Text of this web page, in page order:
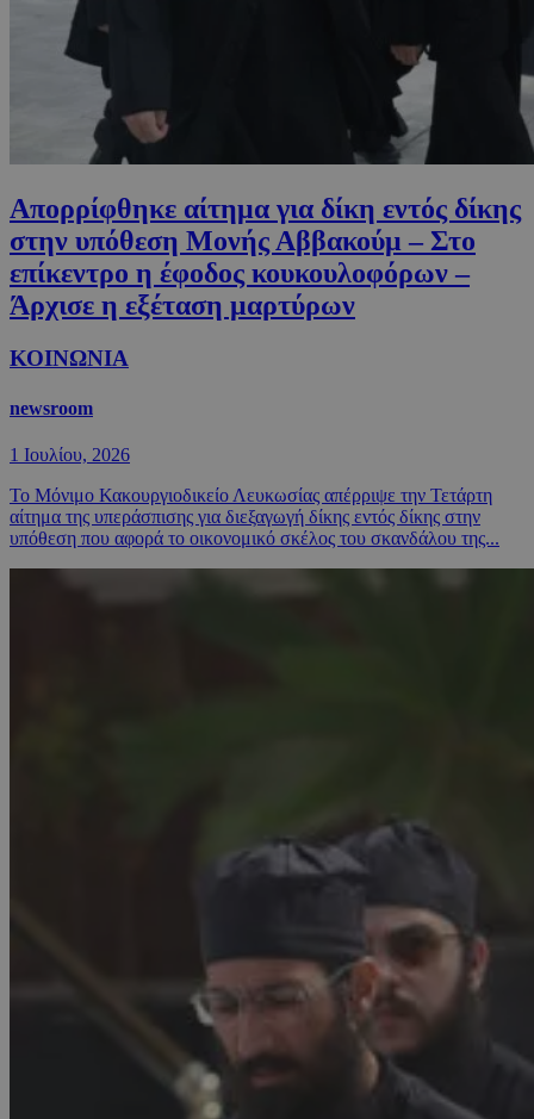
Απορρίφθηκε αίτημα για δίκη εντός δίκης
στην υπόθεση Μονής Αββακούμ – Στο
επίκεντρο η έφοδος κουκουλοφόρων –
Άρχισε η εξέταση μαρτύρων
ΚΟΙΝΩΝΙΑ
newsroom
1 Ιουλίου, 2026
Το Μόνιμο Κακουργιοδικείο Λευκωσίας απέρριψε την Τετάρτη
αίτημα της υπεράσπισης για διεξαγωγή δίκης εντός δίκης στην
υπόθεση που αφορά το οικονομικό σκέλος του σκανδάλου της...